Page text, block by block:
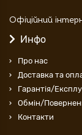
Офіційний
Инфо
Про нас
Доставка та
Гарантія/
Обмін/
Контакти